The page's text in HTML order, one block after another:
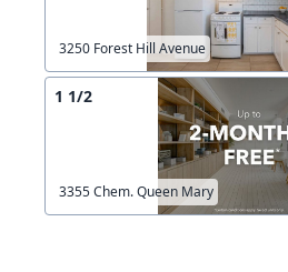
3250 Forest Hill Avenue
1 1/2
3355 Chem. Queen Mary